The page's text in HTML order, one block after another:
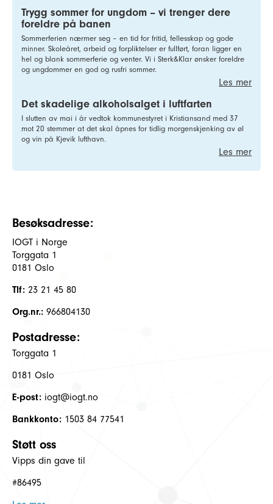
Trygg sommer for ungdom – vi trenger dere
foreldre på banen
Sommerferien nærmer seg – en tid for fritid, fellesskap og gode
minner. Skoleåret, arbeid og forpliktelser er fullført, foran ligger en
hel og blank sommerferie og venter. Vi i Sterk&Klar ønsker foreldre
og ungdommer en god og rusfri sommer.
Les mer
Det skadelige alkoholsalget i luftfarten
I slutten av mai i år vedtok kommunestyret i Kristiansand med 37
mot 20 stemmer at det skal åpnes for tidlig morgenskjenking av øl
og vin på Kjevik lufthavn.
Les mer
Besøksadresse:
IOGT i Norge
Torggata 1
0181 Oslo
Tlf: 23 21 45 80
Org.nr.: 966804130
Postadresse:
Torggata 1
0181 Oslo
E-post: iogt@iogt.no
Bankkonto: 1503 84 77541
Støtt oss
Vipps din gave til
#86495